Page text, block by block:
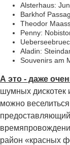
Alsterhaus:
Barkhof
Theodor
Penny:
Aladin:
Souvenirs am
А это - даже
шумных дискотек
можно
район «красных